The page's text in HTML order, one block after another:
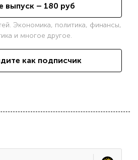
выпуск – 180 руб
Экономика, политика, финансы,
и многое другое.
как подписчик